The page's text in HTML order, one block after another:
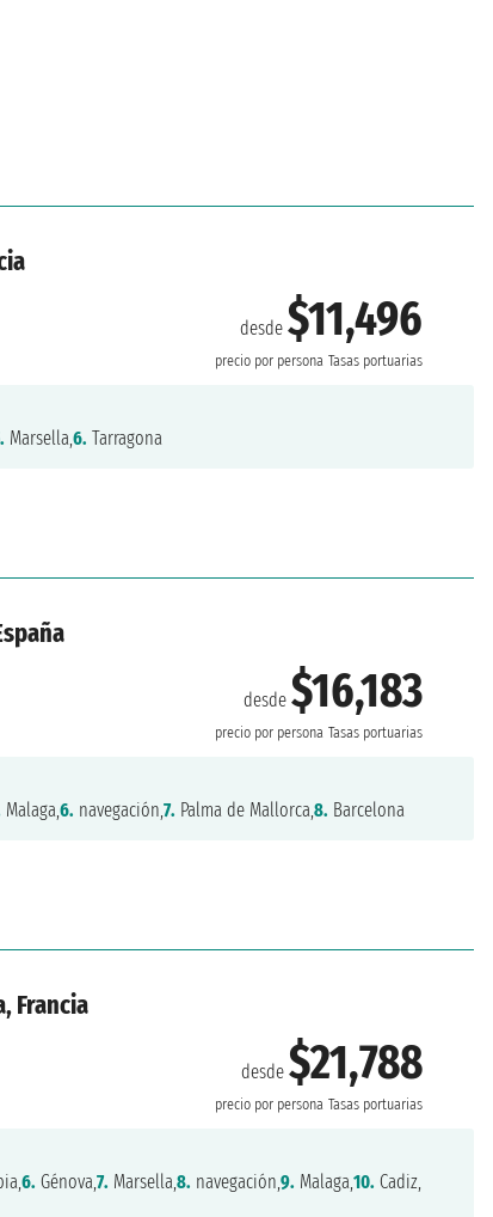
desde$11,496
precio por persona Tasas portuarias
Marsella,6. Tarragona
desde$16,183
precio por persona Tasas portuarias
Malaga,6. navegación,7. Palma de Mallorca,8. Barcelona
Francia
desde$21,788
precio por persona Tasas portuarias
6. Génova,7. Marsella,8. navegación,9. Malaga,10. Cadiz,